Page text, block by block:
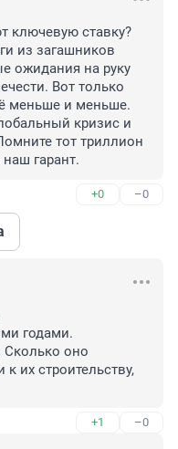
ключевую ставку?
из загашников
ожидания на руку
Вот только
меньше и меньше.
кризис и
тот триллион
гарант.
+0 –0
годами.
Сколько оно
их строительству,
+1 –0